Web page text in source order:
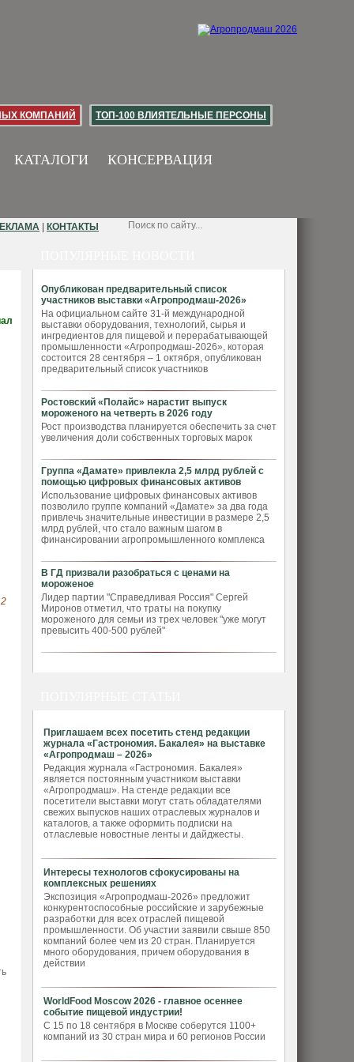
КОМПАНИЙ ТОП-100 ВЛИЯТЕЛЬНЫЕ ПЕРСОНЫ
КАТАЛОГИ КОНСЕРВАЦИЯ
Опубликован предварительный список
участников выставки «Агропродмаш-2026»
На официальном сайте 31-й международной
выставки оборудования, технологий, сырья и
ингредиентов для пищевой и перерабатывающей
промышленности «Агропродмаш-2026», которая
состоится 28 сентября – 1 октября, опубликован
предварительный список участников
Ростовский «Полайс» нарастит выпуск
мороженого на четверть в 2026 году
Рост производства планируется обеспечить за счет
увеличения доли собственных торговых марок
Группа «Дамате» привлекла 2,5 млрд рублей с
помощью цифровых финансовых активов
Использование цифровых финансовых активов
позволило группе компаний «Дамате» за два года
привлечь значительные инвестиции в размере 2,5
млрд рублей, что стало важным шагом в
финансировании агропромышленного комплекса
В ГД призвали разобраться с ценами на
мороженое
Лидер партии "Справедливая Россия" Сергей
Миронов отметил, что траты на покупку
мороженого для семьи из трех человек "уже могут
превысить 400-500 рублей"
Приглашаем всех посетить стенд редакции
журнала «Гастрономия. Бакалея» на выставке
«Агропродмаш – 2026»
Редакция журнала «Гастрономия. Бакалея»
является постоянным участником выставки
«Агропродмаш». На стенде редакции все
посетители выставки могут стать обладателями
свежих выпусков наших отраслевых журналов и
каталогов, а также оформить подписки на
отласлевые новостные ленты и дайджесты.
Интересы технологов сфокусированы на
комплексных решениях
Экспозиция «Агропродмаш-2026» предложит
конкурентоспособные российские и зарубежные
разработки для всех отраслей пищевой
промышленности. Об участии заявили свыше 850
компаний более чем из 20 стран. Планируется
много оборудования, причем оборудования в
действии
WorldFood Moscow 2026 - главное осеннее
событие пищевой индустрии!
С 15 по 18 сентября в Москве соберутся 1100+
компаний из 30 стран мира и 60 регионов России
КОНТАКТЫ